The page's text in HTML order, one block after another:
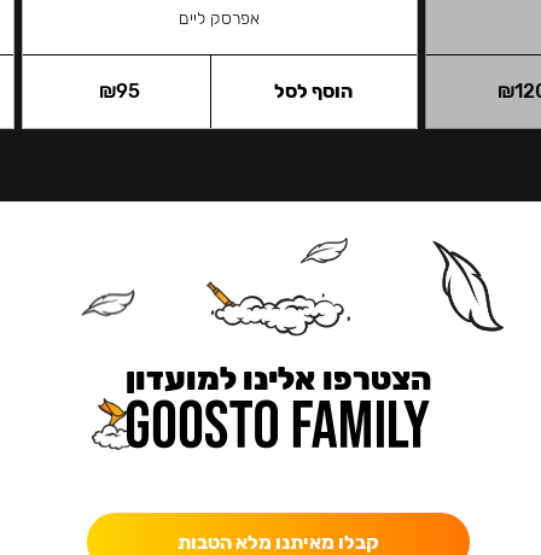
₪
אפרסק ליים
₪95 הוסף לסל
הצטרפו אלינו למועדון
קבלו מאיתנו מלא הטבות